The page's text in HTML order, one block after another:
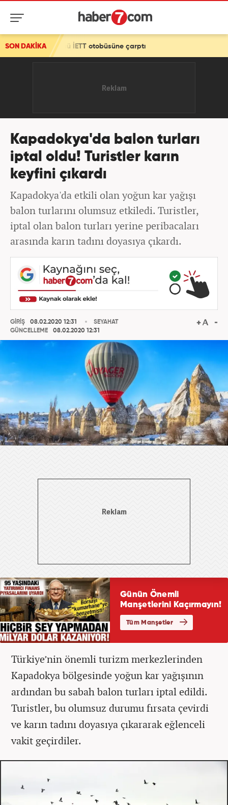
SON DAKİKA
İETT otobüsüne çarptı
Kapadokya'da balon turları
iptal oldu! Turistler karın
keyfini çıkardı
Kapadokya'da etkili olan yoğun kar yağışı
balon turlarını olumsuz etkiledi. Turistler,
iptal olan balon turları yerine peribacaları
arasında karın tadını doyasıya çıkardı.
GİRİŞ
08.02.2020 12:31
GÜNCELLEME
08.02.2020 12:31
SEYAHAT
Türkiye’nin önemli turizm merkezlerinden
Kapadokya bölgesinde yoğun kar yağışının
ardından bu sabah balon turları iptal edildi.
Turistler, bu olumsuz durumu fırsata çevirdi
ve karın tadını doyasıya çıkararak eğlenceli
vakit geçirdiler.